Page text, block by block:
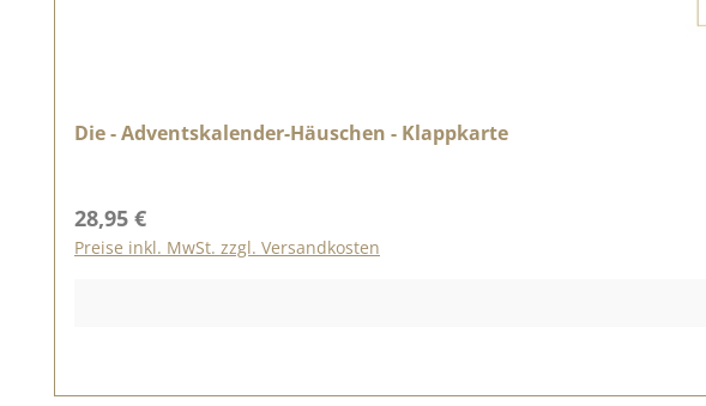
Die - Adventskalender-Häuschen - Klappkarte
Regulärer Preis:
28,95 €
Preise inkl. MwSt. zzgl. Versandkosten